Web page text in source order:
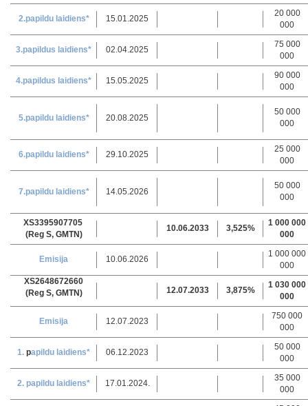
2.papildu laidiens* 15.01.2025
20 000
000
3.papildus laidiens* 02.04.2025
75 000
000
4.papildus laidiens* 15.05.2025
90 000
000
5.papildu laidiens* 20.08.2025
50 000
000
6.papildu laidiens* 29.10.2025
25 000
000
7.papildu laidiens* 14.05.2026
50 000
000
XS3395907705
(Reg S, GMTN)
10.06.2033 3,525%
1 000 000
000
Emisija 10.06.2026
1 000 000
000
XS2648672660
(Reg S, GMTN)
12.07.2033 3,875%
1 030 000
000
Emisija 12.07.2023
750 000
000
1. papildu laidiens* 06.12.2023
50 000
000
2. papildu laidiens* 17.01.2024.
35 000
000